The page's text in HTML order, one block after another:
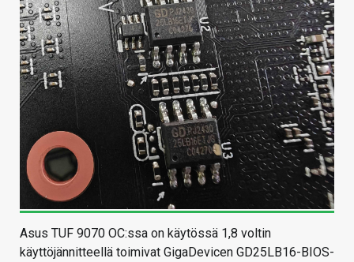
Asus TUF 9070 OC:ssa on käytössä 1,8 voltin
käyttöjännitteellä toimivat GigaDevicen GD25LB16-BIOS-